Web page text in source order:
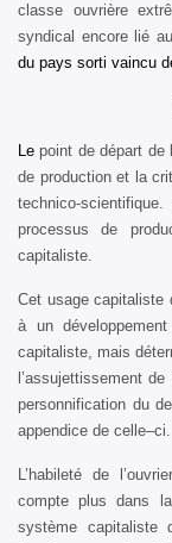
classe ouvrière
syndical encore lié
du pays sorti vaincu
Le point de départ de
de production et la
technico-
processus de
capitaliste.
Cet usage capitaliste
à un
capitaliste, mais
l’assujettissement
personnification du
appendice de celle–ci.
L’habileté de
compte plus dans
système capitaliste